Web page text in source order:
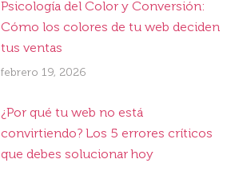
Psicología del Color y Conversión:
Cómo los colores de tu web deciden
tus ventas
febrero 19, 2026
¿Por qué tu web no está
convirtiendo? Los 5 errores críticos
que debes solucionar hoy